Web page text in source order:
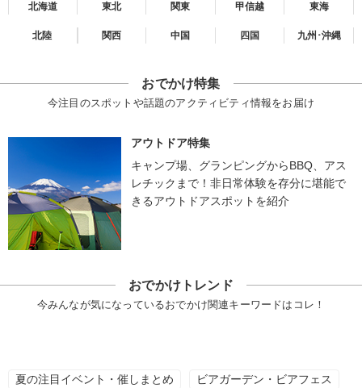
北海道 東北 関東 甲信越 東海
北陸 関西 中国 四国 九州･沖縄
おでかけ特集
今注目のスポットや話題のアクティビティ情報をお届け
アウトドア特集
キャンプ場、グランピングからBBQ、アス
レチックまで！非日常体験を存分に堪能で
きるアウトドアスポットを紹介
おでかけトレンド
今みんなが気になっているおでかけ関連キーワードはコレ！
夏の注目イベント・催しまとめ ビアガーデン・ビアフェス